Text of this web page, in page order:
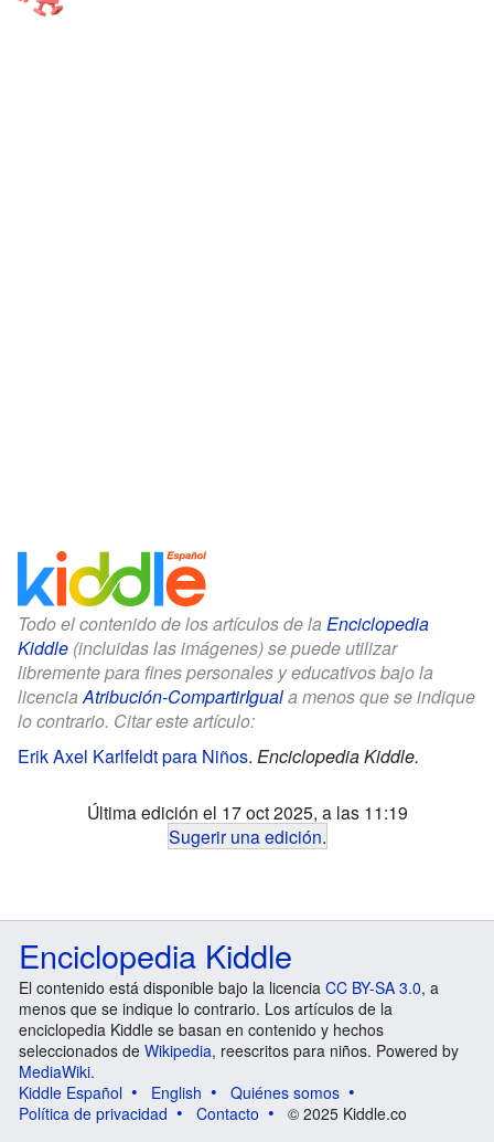
Todo el contenido de los artículos de la Enciclopedia
Kiddle (incluidas las imágenes) se puede utilizar
libremente para fines personales y educativos bajo la
licenciaAtribución-CompartirIguala menos que se indique
lo contrario. Citar este artículo:
Erik Axel Karlfeldt para Niños. Enciclopedia Kiddle.
Última edición el 17 oct 2025, a las 11:19
Sugerir una edición.
Enciclopedia Kiddle
El contenido está disponible bajo la licencia CC BY-SA 3.0, a
menos que se indique lo contrario. Los artículos de la
enciclopedia Kiddle se basan en contenido y hechos
seleccionados de Wikipedia, reescritos para niños. Powered by
MediaWiki.
Kiddle Español
English
Quiénes somos
Política de privacidad
Contacto © 2025 Kiddle.co